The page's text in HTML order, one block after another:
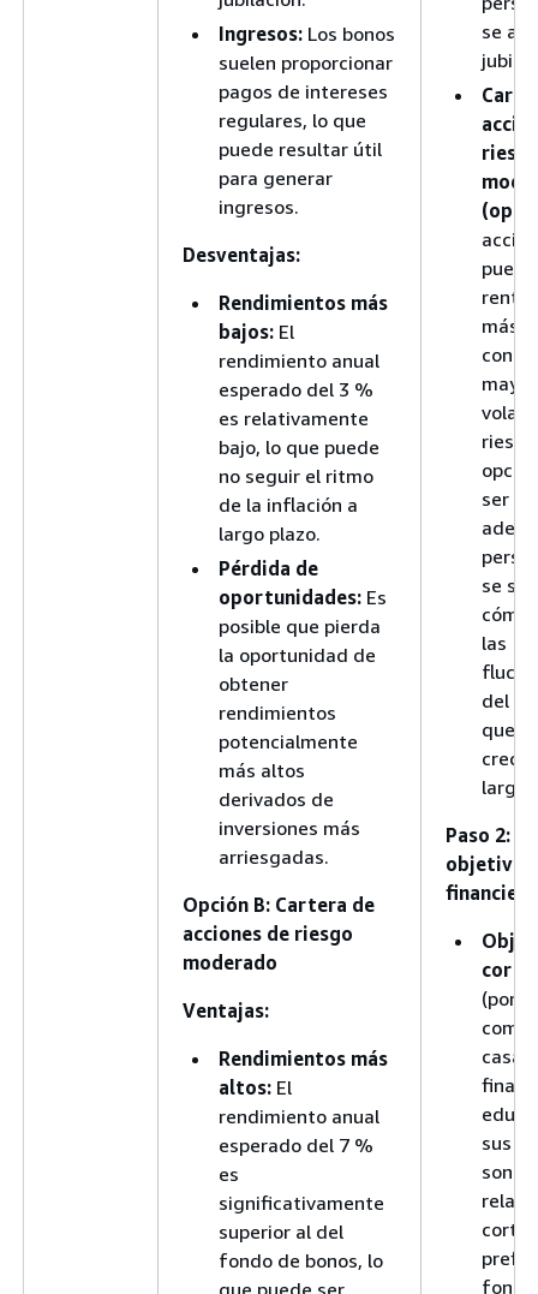
Ingresos: Los bonos
suelen proporcionar
pagos de intereses
regulares, lo que
puede resultar útil
para generar
ingresos.
Desventajas:
Rendimientos más
bajos: El
rendimiento anual
esperado del 3 %
es relativamente
bajo, lo que puede
no seguir el ritmo
de la inflación a
largo plazo.
Pérdida de
oportunidades: Es
posible que pierda
la oportunidad de
obtener
rendimientos
potencialmente
más altos
derivados de
inversiones más
arriesgadas.
Opción B: Cartera de
acciones de riesgo
moderado
Ventajas:
Rendimientos más
altos: El
rendimiento anual
esperado del 7 %
es
significativamente
superior al del
fondo de bonos, lo
que puede ser
se
más
mayor
ser
se
las
del
que
largo
Paso 2:
objetivos
corto
(por
casa
sus
son a
corto,
fondo